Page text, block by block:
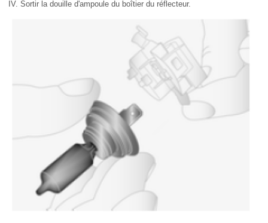
Sortir la douille d'ampoule du boîtier du réflecteur.